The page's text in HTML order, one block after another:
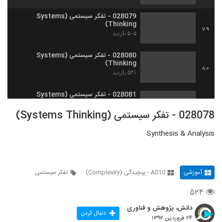
79
028079 - تفکر سیستمی (Systems
Thinking)
۵۰۵ بازدید
80
028080 - تفکر سیستمی (Systems
Thinking)
۵۴۱ بازدید
028081 - تفکر سیستمی (Systems
۵۱۷ بازدید
028083 - تفکر سیستمی (Systems
028078 - تفکر سیستمی (Systems Thinking)
Synthesis & Analysis
آموزشی A010 - پیچیدگی (Complexity) تفکر سیستمی
۵۲۴
دانش، پژوهش و فناوری
۲۴ فروردین ۱۳۹۷ دنبال کردن